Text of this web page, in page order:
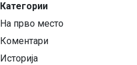
Категории
На прво место
Коментари
Историја